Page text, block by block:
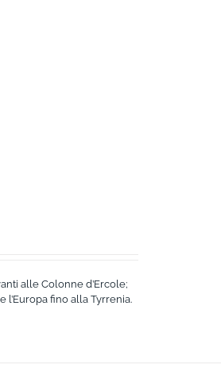
alle Colonne d’Ercole;
l’Europa fino alla Tyrrenia.